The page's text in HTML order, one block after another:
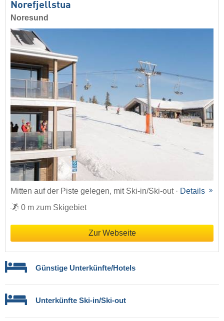
Norefjellstua
Noresund
Mitten auf der Piste gelegen, mit Ski-in/Ski-out · Details
0 m zum Skigebiet
Zur Webseite
Günstige Unterkünfte/Hotels
Unterkünfte Ski-in/Ski-out